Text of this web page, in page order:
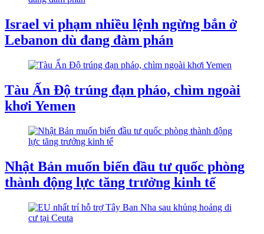
Israel vi phạm nhiều lệnh ngừng bắn ở
Lebanon dù đang đàm phán
Tàu ​​Ấn Độ trúng đạn pháo, chìm ngoài
khơi Yemen
Nhật Bản muốn biến đầu tư quốc phòng
thành động lực tăng trưởng kinh tế